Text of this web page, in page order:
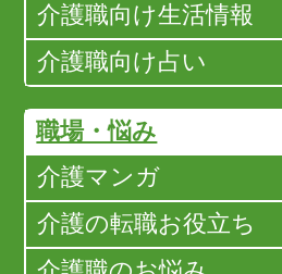
介護職向け生活情報
介護職向け占い
職場・悩み
介護マンガ
介護の転職お役立ち